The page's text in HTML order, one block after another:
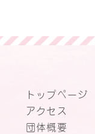
トップページ
アクセス
団体概要